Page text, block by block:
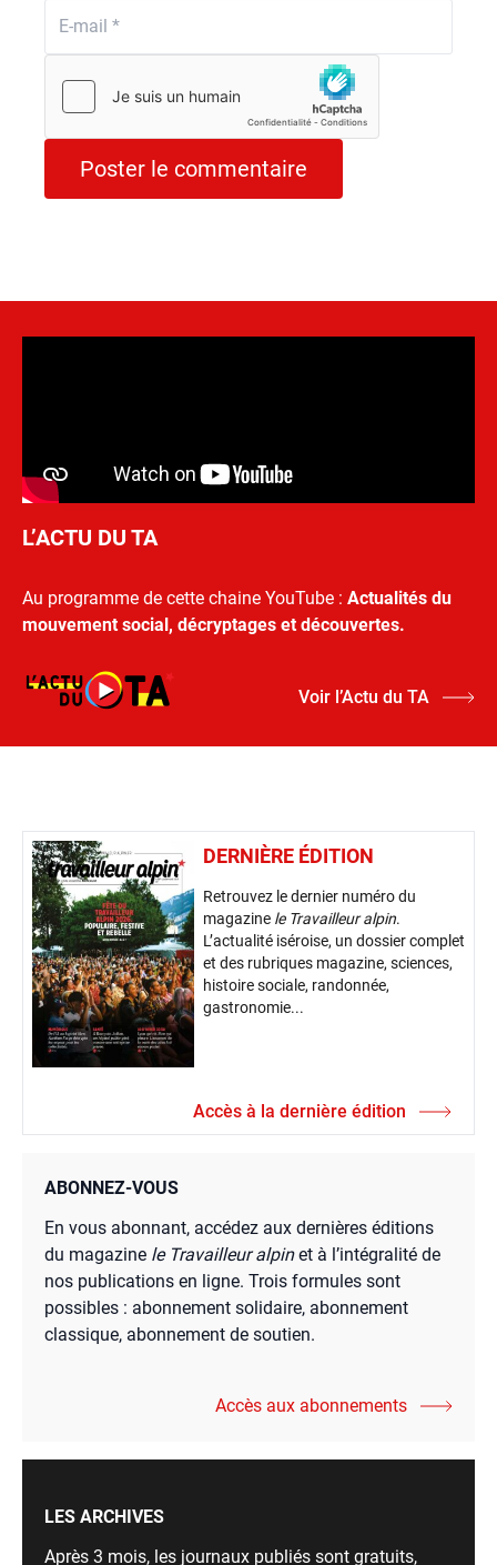
L’ACTU DU TA
Au programme de cette chaine YouTube : Actualités du
mouvement social, décryptages et découvertes.
Voir l’Actu du TA
DERNIÈRE ÉDITION
Retrouvez le dernier numéro du
magazine le Travailleur alpin.
L’actualité iséroise, un dossier complet
et des rubriques magazine, sciences,
histoire sociale, randonnée,
gastronomie...
Accès à la dernière édition
ABONNEZ-VOUS
En vous abonnant, accédez aux dernières éditions
du magazine le Travailleur alpinet à l’intégralité de
nos publications en ligne. Trois formules sont
possibles : abonnement solidaire, abonnement
classique, abonnement de soutien.
Accès aux abonnements
LES ARCHIVES
Après 3 mois, les journaux publiés sont gratuits,